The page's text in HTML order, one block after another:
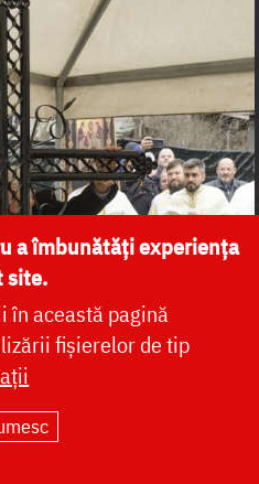
a îmbunătăți experiența
site.
în această pagină
fișierelor de tip